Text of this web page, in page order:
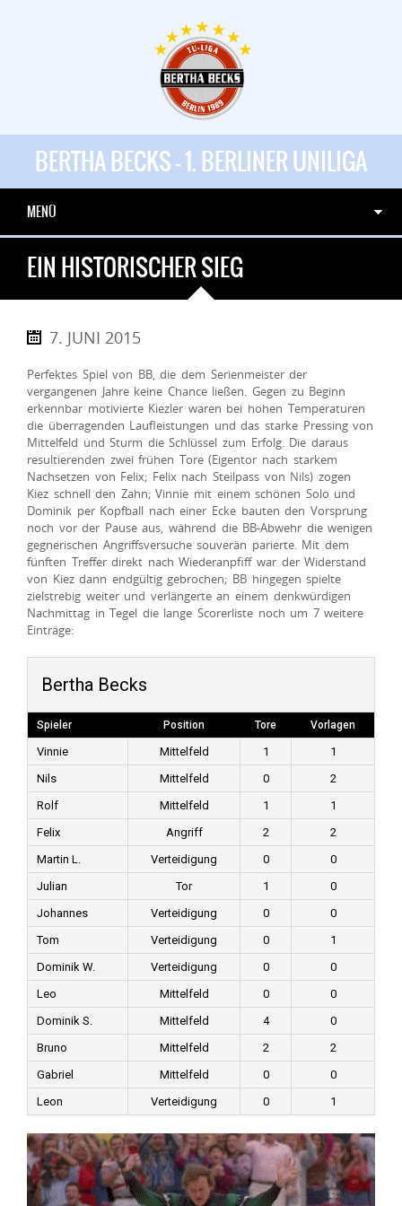
BERTHA BECKS - 1. BERLINER UNILIGA
MENÜ
EIN HISTORISCHER SIEG
7. JUNI 2015
Perfektes Spiel von BB, die dem Serienmeister der
vergangenen Jahre keine Chance ließen. Gegen zu Beginn
erkennbar motivierte Kiezler waren bei hohen Temperaturen
die überragenden Laufleistungen und das starke Pressing von
Mittelfeld und Sturm die Schlüssel zum Erfolg. Die daraus
resultierenden zwei frühen Tore (Eigentor nach starkem
Nachsetzen von Felix; Felix nach Steilpass von Nils) zogen
Kiez schnell den Zahn; Vinnie mit einem schönen Solo und
Dominik per Kopfball nach einer Ecke bauten den Vorsprung
noch vor der Pause aus, während die BB-Abwehr die wenigen
gegnerischen Angriffsversuche souverän parierte. Mit dem
fünften Treffer direkt nach Wiederanpfiff war der Widerstand
von Kiez dann endgültig gebrochen; BB hingegen spielte
zielstrebig weiter und verlängerte an einem denkwürdigen
Nachmittag in Tegel die lange Scorerliste noch um 7 weitere
Einträge:
Bertha Becks
Spieler Position Tore Vorlagen
Vinnie Mittelfeld 1
1
Nils
Mittelfeld 0
2
Rolf
Mittelfeld 1
1
Felix
Angriff 2
2
Martin L.
Verteidigung 0
0
Julian
Tor 1
0
Johannes
Verteidigung 0
0
Tom
Verteidigung 0
1
Dominik W.
Verteidigung 0
0
Leo
Mittelfeld 0
0
Dominik S.
Mittelfeld 4
0
Bruno
Mittelfeld 2
2
Gabriel
Mittelfeld 0
0
Leon
Verteidigung 0 1